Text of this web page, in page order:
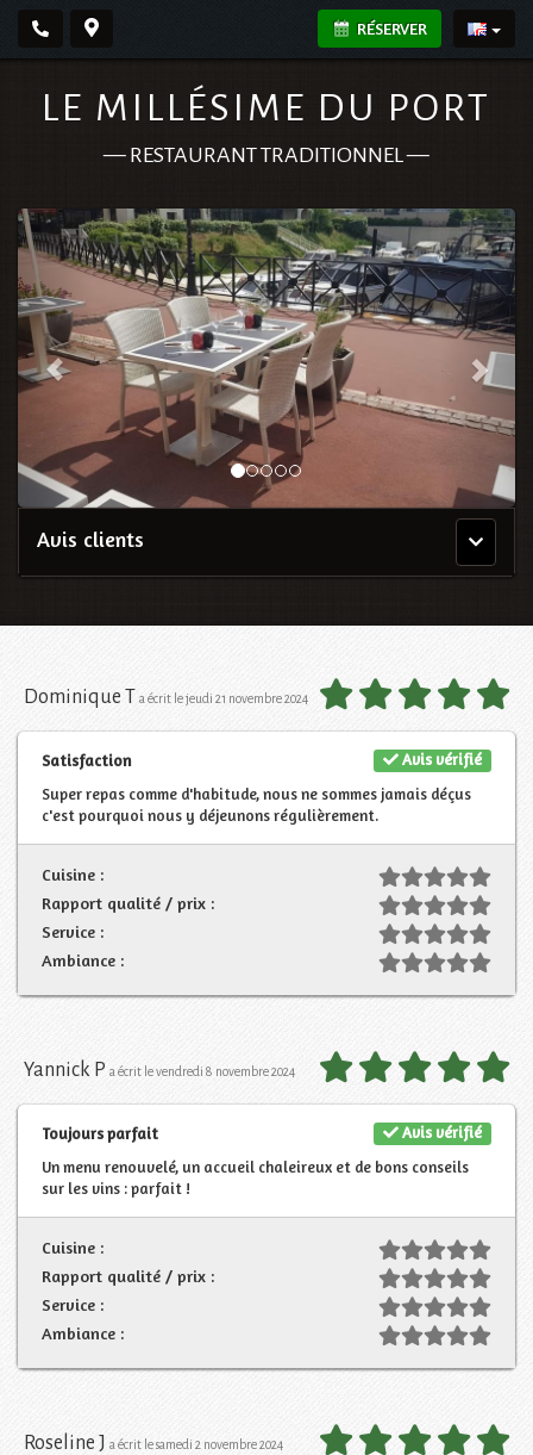
RÉSERVER
LE MILLÉSIME DU PORT
— RESTAURANT TRADITIONNEL—
Menu
principal
Avis clients
Dominique T a écrit le jeudi 21 novembre 2024
Avis vérifié
Satisfaction
Super repas comme d'habitude, nous ne sommes jamais déçus
c'est pourquoi nous y déjeunons régulièrement.
Cuisine :
Rapport qualité / prix :
Service :
Ambiance :
Yannick P a écrit le vendredi 8 novembre 2024
Avis vérifié
Toujours parfait
Un menu renouvelé, un accueil chaleireux et de bons conseils
sur les vins : parfait !
Cuisine :
Rapport qualité / prix :
Service :
Ambiance :
Roseline J a écrit le samedi 2 novembre 2024